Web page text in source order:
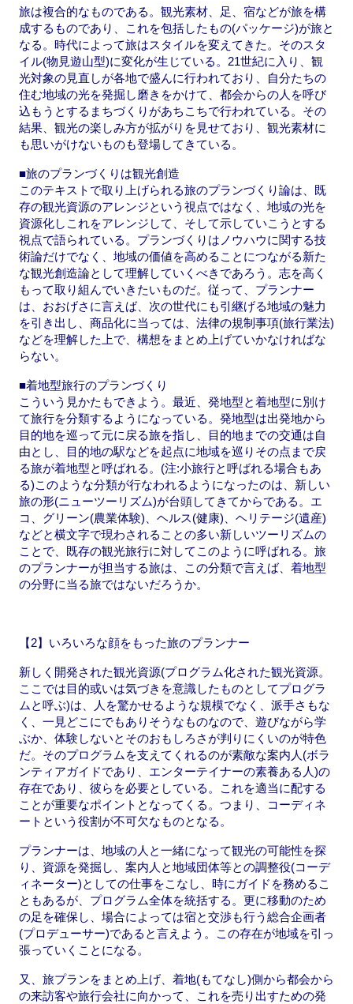
旅は複合的なものである。観光素材、足、宿などが旅を構
成するものであり、これを包括したもの(パッケージ)が旅と
なる。時代によって旅はスタイルを変えてきた。そのスタ
イル(物見遊山型)に変化が生じている。21世紀に入り、観
光対象の見直しが各地で盛んに行われており、自分たちの
住む地域の光を発掘し磨きをかけて、都会からの人を呼び
込もうとするまちづくりがあちこちで行われている。その
結果、観光の楽しみ方が拡がりを見せており、観光素材に
も思いがけないものも登場してきている。
■旅のプランづくりは観光創造
このテキストで取り上げられる旅のプランづくり論は、既
存の観光資源のアレンジという視点ではなく、地域の光を
資源化しこれをアレンジして、そして示していこうとする
視点で語られている。プランづくりはノウハウに関する技
術論だけでなく、地域の価値を高めることにつながる新た
な観光創造論として理解していくべきであろう。志を高く
もって取り組んでいきたいものだ。従って、プランナー
は、おおげさに言えば、次の世代にも引継げる地域の魅力
を引き出し、商品化に当っては、法律の規制事項(旅行業法)
などを理解した上で、構想をまとめ上げていかなければな
らない。
■着地型旅行のプランづくり
こういう見かたもできよう。最近、発地型と着地型に別け
て旅行を分類するようになっている。発地型は出発地から
目的地を巡って元に戻る旅を指し、目的地までの交通は自
由とし、目的地の駅などを起点に地域を巡りその点まで戻
る旅が着地型と呼ばれる。(注:小旅行と呼ばれる場合もあ
る)このような分類が行なわれるようになったのは、新しい
旅の形(ニューツーリズム)が台頭してきてからである。エ
コ、グリーン(農業体験)、ヘルス(健康)、ヘリテージ(遺産)
などと横文字で現わされることの多い新しいツーリズムの
ことで、既存の観光旅行に対してこのように呼ばれる。旅
のプランナーが担当する旅は、この分類で言えば、着地型
の分野に当る旅ではないだろうか。
【2】いろいろな顔をもった旅のプランナー
新しく開発された観光資源(プログラム化された観光資源。
ここでは目的或いは気づきを意識したものとしてプログラ
ムと呼ぶ)は、人を驚かせるような規模でなく、派手さもな
く、一見どこにでもありそうなものなので、遊びながら学
ぶか、体験しないとそのおもしろさが判りにくいのが特色
だ。そのプログラムを支えてくれるのが素敵な案内人(ボラ
ンティアガイドであり、エンターテイナーの素養ある人)の
存在であり、彼らを必要としている。これを適当に配する
ことが重要なポイントとなってくる。つまり、コーディネ
ートという役割が不可欠なものとなる。
プランナーは、地域の人と一緒になって観光の可能性を探
り、資源を発掘し、案内人と地域団体等との調整役(コーデ
ィネーター)としての仕事をこなし、時にガイドを務めるこ
ともあるが、プログラム全体を統括する。更に移動のため
の足を確保し、場合によっては宿と交渉も行う総合企画者
(プロデューサー)であると言えよう。この存在が地域を引っ
張っていくことになる。
又、旅プランをまとめ上げ、着地(もてなし)側から都会から
の来訪客や旅行会社に向かって、これを売り出すための発